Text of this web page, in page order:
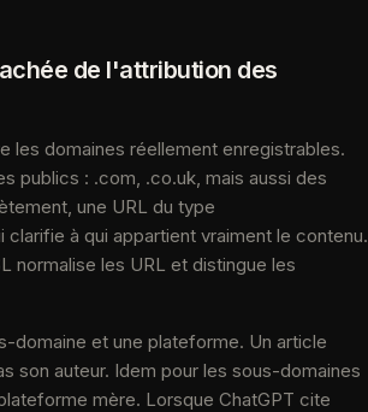
de l'attribution des
les domaines réellement enregistrables.
publics : .com, .co.uk, mais aussi des
une URL du type
à qui appartient vraiment le contenu.
normalise les URL et distingue les
domaine et une plateforme. Un article
son auteur. Idem pour les sous-domaines
mère. Lorsque ChatGPT cite